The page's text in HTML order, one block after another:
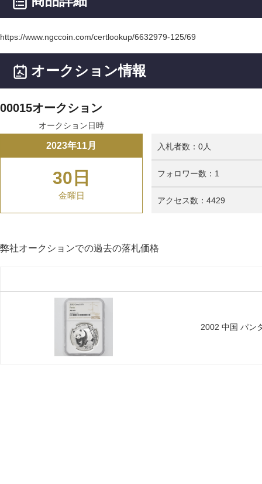
https://www.ngccoin.com/certlookup/6632979-125/69
オークション情報
00015オークション
オークション日時
2023年11月
30日
金曜日
入札者数：0人
フォロワー数：1
アクセス数：4429
弊社オークションでの過去の落札価格
2002 中国 パン